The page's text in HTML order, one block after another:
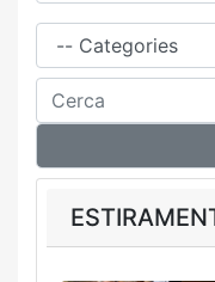
Família
Cerca